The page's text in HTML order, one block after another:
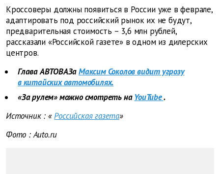
Кроссоверы должны появиться в России уже в феврале,
адаптировать под российский рынок их не будут,
предварительная стоимость – 3,6 млн рублей,
рассказали «Российской газете» в одном из дилерских
центров.
Глава АВТОВАЗаМаксим Соколов видит угрозу
в китайских автомобилях.
«За рулем» можно смотреть на YouTube.
Источник : « Российская газета»
Фото : Auto.ru